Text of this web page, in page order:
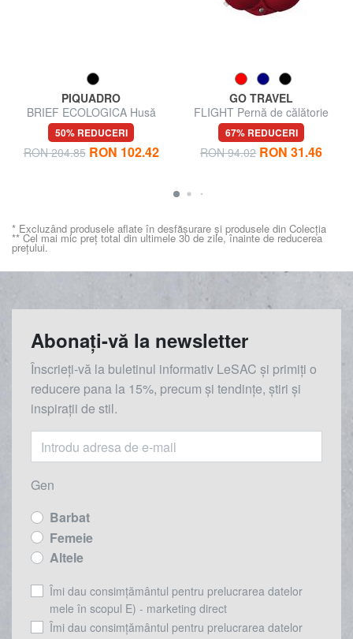
PIQUADRO
BRIEF ECOLOGICA Husă
pentru stilou
50% REDUCERI
RON 204.85 RON 102.42
GO TRAVEL
FLIGHT Pernă de călătorie
67% REDUCERI
RON 94.02 RON 31.46
* Excluzând produsele aflate în desfășurare și produsele din Colecția
** Cel mai mic preț total din ultimele 30 de zile, înainte de reducerea
prețului.
Abonați-vă la newsletter
Înscrieți-vă la buletinul informativ LeSAC și primiți o
reducere pana la 15%, precum și tendințe, știri și
inspirații de stil.
Gen
Barbat
Femeie
Altele
Îmi dau consimțământul pentru prelucrarea datelor
mele în scopul E) - marketing direct
Îmi dau consimțământul pentru prelucrarea datelor